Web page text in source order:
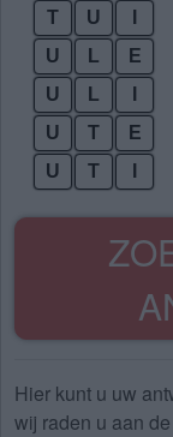
T
U
U
L
E
U
L
U
T
E
U
T
Hier kunt u uw
wij raden u aan